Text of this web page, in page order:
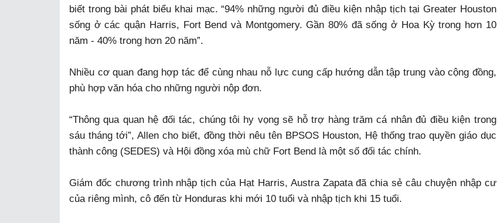
biết trong bài phát biểu khai mạc. “94% những người đủ điều kiện nhập tịch tại Greater Houston
sống ở các quận Harris, Fort Bend và Montgomery. Gần 80% đã sống ở Hoa Kỳ trong hơn 10
năm - 40% trong hơn 20 năm”.
Nhiều cơ quan đang hợp tác để cùng nhau nỗ lực cung cấp hướng dẫn tập trung vào cộng đồng,
phù hợp văn hóa cho những người nộp đơn.
“Thông qua quan hệ đối tác, chúng tôi hy vọng sẽ hỗ trợ hàng trăm cá nhân đủ điều kiện trong
sáu tháng tới”, Allen cho biết, đồng thời nêu tên BPSOS Houston, Hệ thống trao quyền giáo dục
thành công (SEDES) và Hội đồng xóa mù chữ Fort Bend là một số đối tác chính.
Giám đốc chương trình nhập tịch của Hạt Harris, Austra Zapata đã chia sẻ câu chuyện nhập cư
của riêng mình, cô đến từ Honduras khi mới 10 tuổi và nhập tịch khi 15 tuổi.